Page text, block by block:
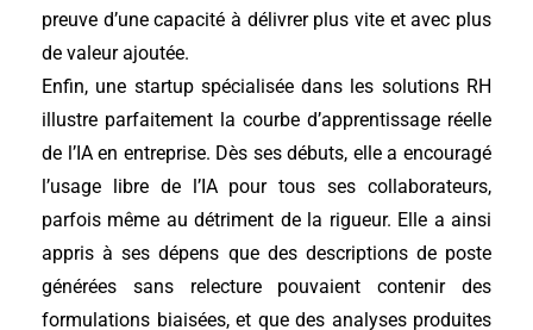
preuve d’une capacité à délivrer plus vite et avec plus
de valeur ajoutée.
Enfin, une startup spécialisée dans les solutions RH
illustre parfaitement la courbe d’apprentissage réelle
de l’IA en entreprise. Dès ses débuts, elle a encouragé
l’usage libre de l’IA pour tous ses collaborateurs,
parfois même au détriment de la rigueur. Elle a ainsi
appris à ses dépens que des descriptions de poste
générées sans relecture pouvaient contenir des
formulations biaisées, et que des analyses produites